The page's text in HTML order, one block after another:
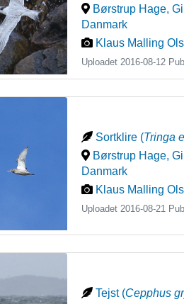
Børstrup Hage,
Danmark
Klaus Malling
Uploadet 2016-08-12
Sortklire (Tringa
Børstrup Hage,
Danmark
Klaus Malling
Uploadet 2016-08-21
Tejst (Cepphus